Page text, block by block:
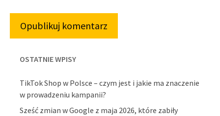
OSTATNIE WPISY
TikTok Shop w Polsce – czym jest i jakie ma znaczenie
w prowadzeniu kampanii?
Sześć zmian w Google z maja 2026, które zabiły